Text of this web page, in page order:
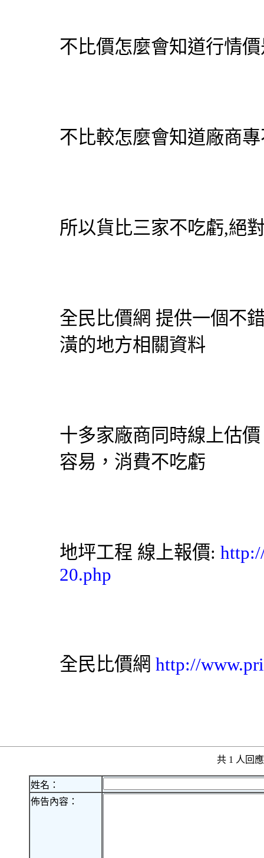
不比價怎麼會知道行情
不比較怎麼會知道廠商
所以貨比三家不吃虧,絕
全民比價網 提供一個不
潢的地方相關資料
十多家廠商同時線上估
容易，消費不吃虧
地坪工程 線上報價:
20.php
全民比價網 http://
共 1 人回
姓名：
佈告內容：